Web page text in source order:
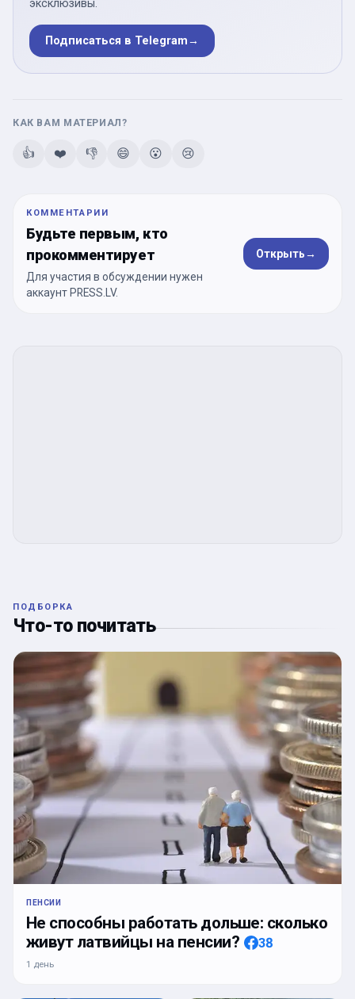
эксклюзивы.
Подписаться в Telegram→
КАК ВАМ МАТЕРИАЛ?
👍 ❤️ 👎 😄 😮 😢
КОММЕНТАРИИ
Будьте первым, кто
прокомментирует
Для участия в обсуждении нужен
аккаунт PRESS.LV.
Открыть→
ПОДБОРКА
Что-то почитать
ПЕНСИИ
Не способны работать дольше: сколько
живут латвийцы на пенсии?
38
1 день